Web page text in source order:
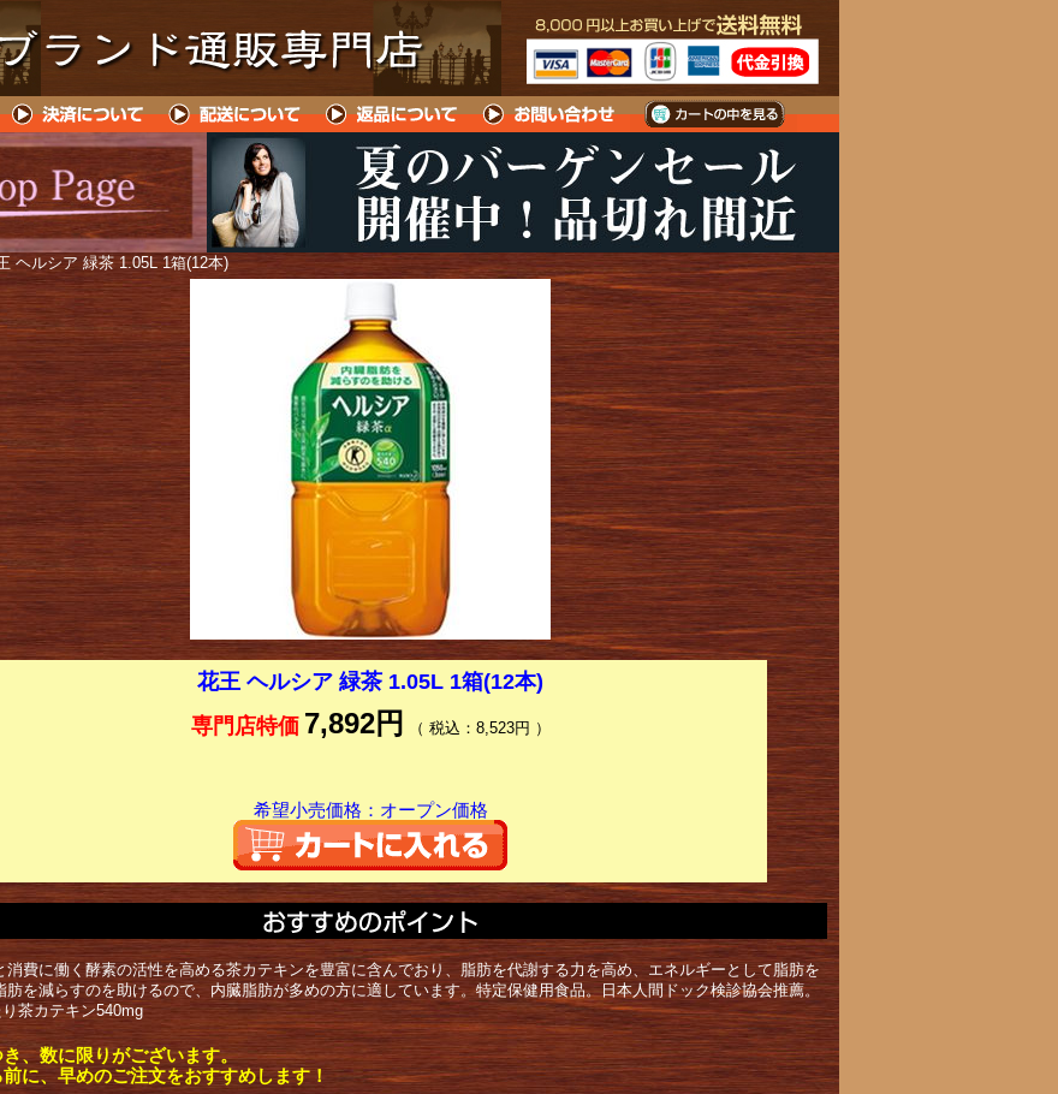
ヘルシア 緑茶 1.05L 1箱(12本)
花王 ヘルシア 緑茶 1.05L 1箱(12本)
専門店特価 7,892円 （ 税込：8,523円 ）
希望小売価格：オープン価格
消費に働く酵素の活性を高める茶カテキンを豊富に含んでおり、脂肪を代謝する力を高め、エネルギーとして脂肪を
肪を減らすのを助けるので、内臓脂肪が多めの方に適しています。特定保健用食品。日本人間ドック検診協会推薦。
茶カテキン540mg
、数に限りがございます。
に、早めのご注文をおすすめします！